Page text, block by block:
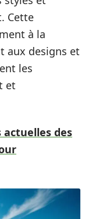
Cette
à la
aux designs et
les
et
actuelles des